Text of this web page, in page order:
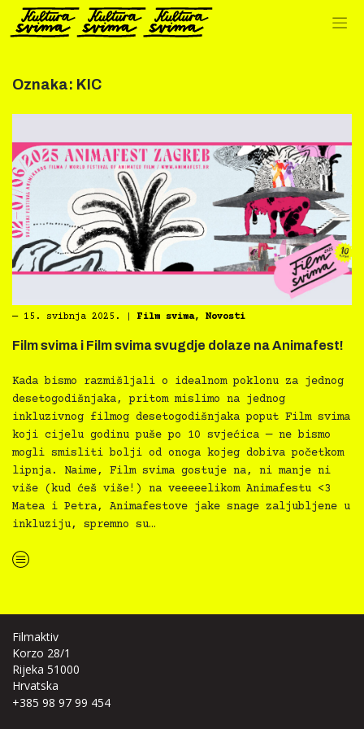
Preskoči
sadržaj
Oznaka: KIC
― 15. svibnja 2025. Film svima, Novosti
Film svima i Film svima svugdje dolaze na Animafest!
Kada bismo razmišljali o idealnom poklonu za jednog
desetogodišnjaka, pritom mislimo na jednog
inkluzivnog filmog desetogodišnjaka poput Film svima
koji cijelu godinu puše po 10 svjećica — ne bismo
mogli smisliti bolji od onoga kojeg dobiva početkom
lipnja. Naime, Film svima gostuje na, ni manje ni
više (kud ćeš više!) na veeeeelikom Animafestu <3
Matea i Petra, Animafestove jake snage zaljubljene u
inkluziju, spremno su…
“Film svima i Film svima svugdje dolaze na Animafest!”
Filmaktiv
Korzo 28/1
Rijeka 51000
Hrvatska
+385 98 97 99 454